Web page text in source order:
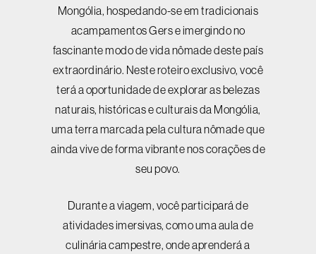
Mongólia, hospedando-se em tradicionais
acampamentos Gers e imergindo no
fascinante modo de vida nômade deste país
extraordinário. Neste roteiro exclusivo, você
terá a oportunidade de explorar as belezas
naturais, históricas e culturais da Mongólia,
uma terra marcada pela cultura nômade que
ainda vive de forma vibrante nos corações de
seu povo.
Durante a viagem, você participará de
atividades imersivas, como uma aula de
culinária campestre, onde aprenderá a